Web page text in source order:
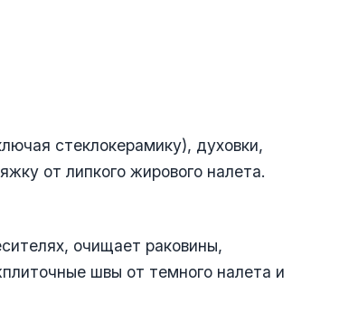
стеклокерамику), духовки,
от липкого жирового налета.
очищает раковины,
швы от темного налета и